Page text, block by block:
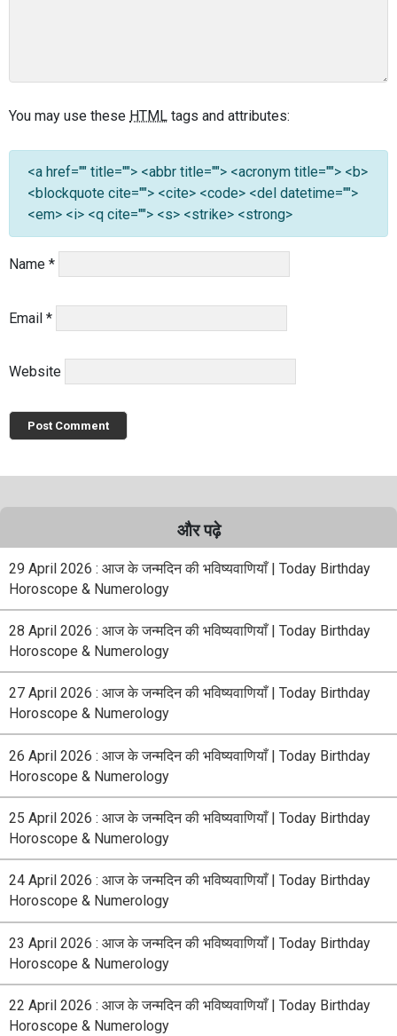
You may use these HTML tags and attributes:
<a href="" title=""> <abbr title=""> <acronym title=""> <b>
<blockquote cite=""> <cite> <code> <del datetime="">
<em> <i> <q cite=""> <s> <strike> <strong>
Name *
Email *
Website
और पढ़े
29 April 2026 : आज के जन्मदिन की भविष्यवाणियाँ | Today Birthday
Horoscope & Numerology
28 April 2026 : आज के जन्मदिन की भविष्यवाणियाँ | Today Birthday
Horoscope & Numerology
27 April 2026 : आज के जन्मदिन की भविष्यवाणियाँ | Today Birthday
Horoscope & Numerology
26 April 2026 : आज के जन्मदिन की भविष्यवाणियाँ | Today Birthday
Horoscope & Numerology
25 April 2026 : आज के जन्मदिन की भविष्यवाणियाँ | Today Birthday
Horoscope & Numerology
24 April 2026 : आज के जन्मदिन की भविष्यवाणियाँ | Today Birthday
Horoscope & Numerology
23 April 2026 : आज के जन्मदिन की भविष्यवाणियाँ | Today Birthday
Horoscope & Numerology
22 April 2026 : आज के जन्मदिन की भविष्यवाणियाँ | Today Birthday
Horoscope & Numerology